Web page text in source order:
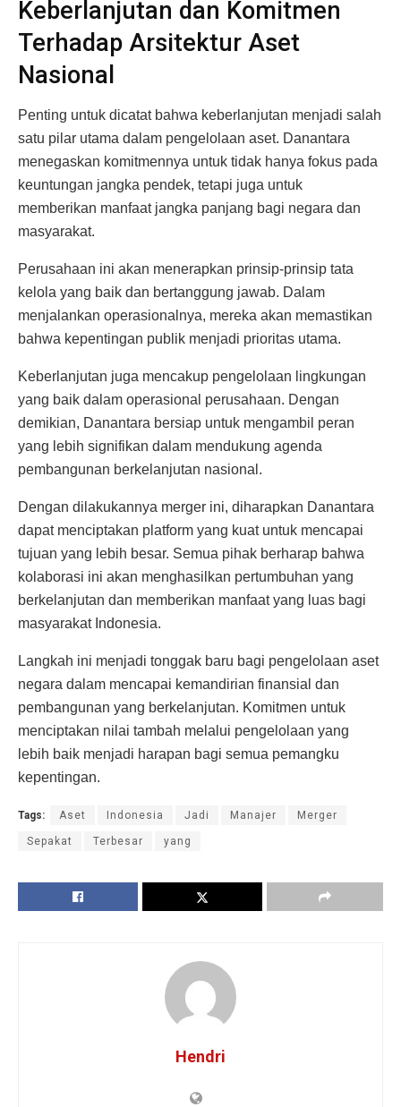
Keberlanjutan dan Komitmen
Terhadap Arsitektur Aset
Nasional
Penting untuk dicatat bahwa keberlanjutan menjadi salah
satu pilar utama dalam pengelolaan aset. Danantara
menegaskan komitmennya untuk tidak hanya fokus pada
keuntungan jangka pendek, tetapi juga untuk
memberikan manfaat jangka panjang bagi negara dan
masyarakat.
Perusahaan ini akan menerapkan prinsip-prinsip tata
kelola yang baik dan bertanggung jawab. Dalam
menjalankan operasionalnya, mereka akan memastikan
bahwa kepentingan publik menjadi prioritas utama.
Keberlanjutan juga mencakup pengelolaan lingkungan
yang baik dalam operasional perusahaan. Dengan
demikian, Danantara bersiap untuk mengambil peran
yang lebih signifikan dalam mendukung agenda
pembangunan berkelanjutan nasional.
Dengan dilakukannya merger ini, diharapkan Danantara
dapat menciptakan platform yang kuat untuk mencapai
tujuan yang lebih besar. Semua pihak berharap bahwa
kolaborasi ini akan menghasilkan pertumbuhan yang
berkelanjutan dan memberikan manfaat yang luas bagi
masyarakat Indonesia.
Langkah ini menjadi tonggak baru bagi pengelolaan aset
negara dalam mencapai kemandirian finansial dan
pembangunan yang berkelanjutan. Komitmen untuk
menciptakan nilai tambah melalui pengelolaan yang
lebih baik menjadi harapan bagi semua pemangku
kepentingan.
Tags: Aset Indonesia Jadi Manajer Merger
Sepakat Terbesar yang
Hendri